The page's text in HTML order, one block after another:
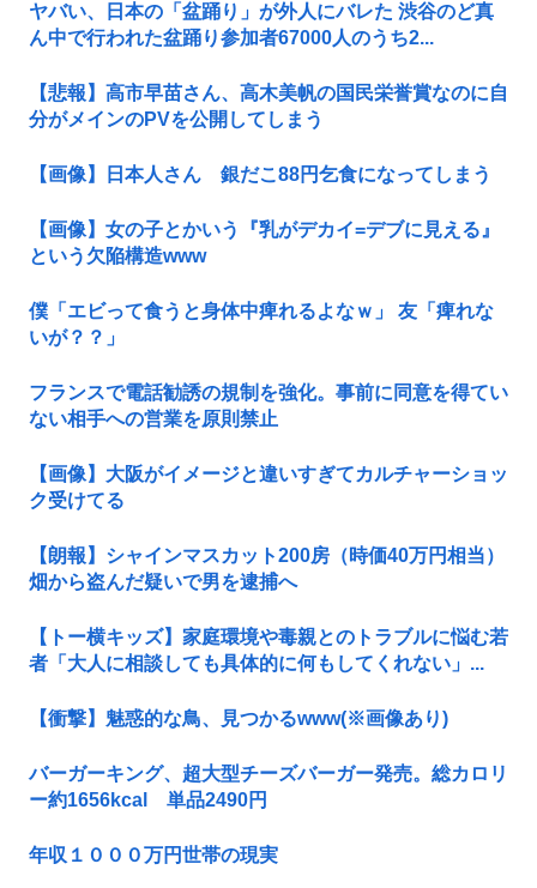
ヤバい、日本の「盆踊り」が外人にバレた 渋谷のど真
ん中で行われた盆踊り参加者67000人のうち2...
【悲報】高市早苗さん、高木美帆の国民栄誉賞なのに自
分がメインのPVを公開してしまう
【画像】日本人さん 銀だこ88円乞食になってしまう
【画像】女の子とかいう『乳がデカイ=デブに見える』
という欠陥構造www
僕「エビって食うと身体中痺れるよなｗ」 友「痺れな
いが？？」
フランスで電話勧誘の規制を強化。事前に同意を得てい
ない相手への営業を原則禁止
【画像】大阪がイメージと違いすぎてカルチャーショッ
ク受けてる
【朗報】シャインマスカット200房（時価40万円相当）
畑から盗んだ疑いで男を逮捕へ
【トー横キッズ】家庭環境や毒親とのトラブルに悩む若
者「大人に相談しても具体的に何もしてくれない」...
【衝撃】魅惑的な鳥、見つかるwww(※画像あり)
バーガーキング、超大型チーズバーガー発売。総カロリ
ー約1656kcal 単品2490円
年収１０００万円世帯の現実